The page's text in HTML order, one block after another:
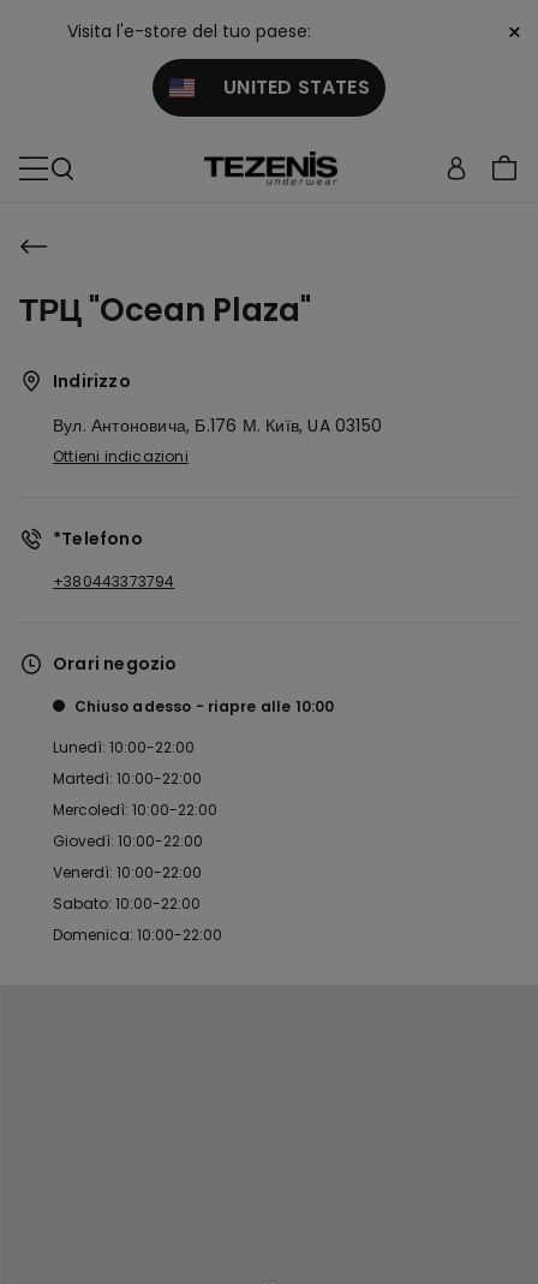
Visita l'e-store del tuo paese:
UNITED STATES
×
ТРЦ "Ocean Plaza"
Indirizzo
Вул. Антоновича, Б.176 М. Київ, UA03150
Ottieni indicazioni
*Telefono
+380443373794
Orari negozio
Chiuso adesso riapre alle 10:00
Lunedì: 10:00-22:00
Martedì: 10:00-22:00
Mercoledì: 10:00-22:00
Giovedì: 10:00-22:00
Venerdì: 10:00-22:00
Sabato: 10:00-22:00
Domenica: 10:00-22:00